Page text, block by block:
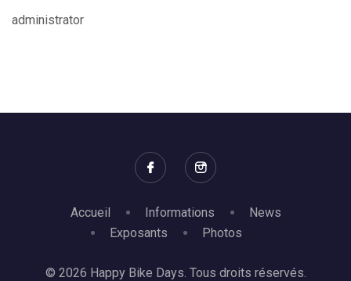
administrator
Accueil Informations
News
Exposants
Photos
© 2026 Happy Bike Days. Tous droits réservés.